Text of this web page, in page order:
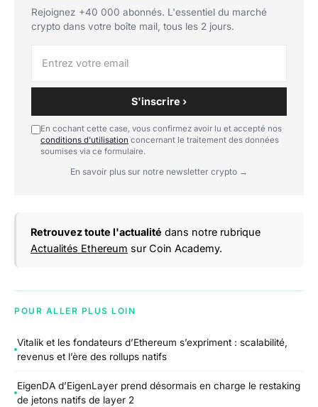
Rejoignez +40 000 abonnés. L'essentiel du marché
crypto dans votre boîte mail, tous les 2 jours.
S'inscrire ›
En cochant cette case, vous confirmez avoir lu et accepté nos
conditions d'utilisation concernant le traitement des données
soumises via ce formulaire.
En savoir plus sur notre newsletter crypto →
Retrouvez toute l'actualité dans notre rubrique
Actualités Ethereum sur Coin Academy.
POUR ALLER PLUS LOIN
Vitalik et les fondateurs d’Ethereum s’expriment : scalabilité,
revenus et l’ère des rollups natifs
EigenDA d’EigenLayer prend désormais en charge le restaking
de jetons natifs de layer 2